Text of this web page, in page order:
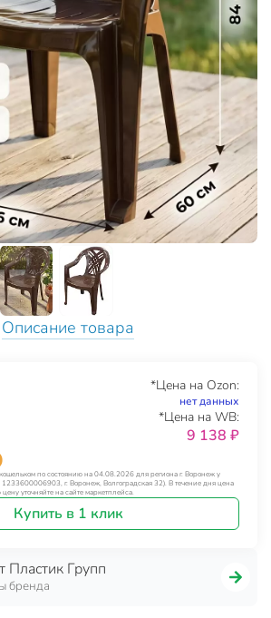
Описание товара
*Цена на Ozon:
нет данных
*Цена на WB:
9 138 ₽
по состоянию на 04.08.2026 для региона г. Воронеж у
г. Воронеж, Волгоградская 32). В течение дня цена
уточняйте на сайте маркетплейса.
Купить в 1 клик
Пластик Групп
бренда